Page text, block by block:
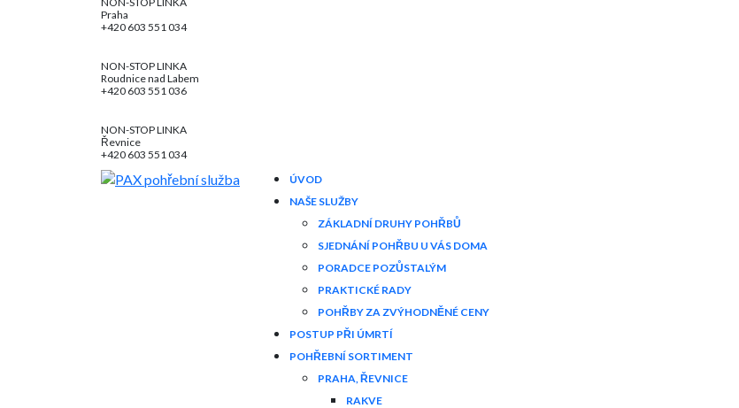
Praha
+420 603 551 034
NON-STOP LINKA
Roudnice nad Labem
+420 603 551 036
NON-STOP LINKA
Řevnice
+420 603 551 034
ÚVOD
NAŠE SLUŽBY
ZÁKLADNÍ DRUHY POHŘBŮ
SJEDNÁNÍ POHŘBU U VÁS DOMA
PORADCE POZŮSTALÝM
PRAKTICKÉ RADY
POHŘBY ZA ZVÝHODNĚNÉ CENY
POSTUP PŘI ÚMRTÍ
POHŘEBNÍ SORTIMENT
PRAHA, ŘEVNICE
RAKVE